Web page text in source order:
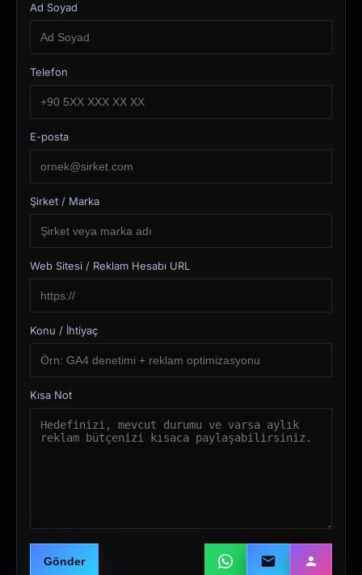
Ad Soyad
Telefon
E-posta
Şirket / Marka
Web Sitesi / Reklam Hesabı URL
Konu / İhtiyaç
Kısa Not
Gönder